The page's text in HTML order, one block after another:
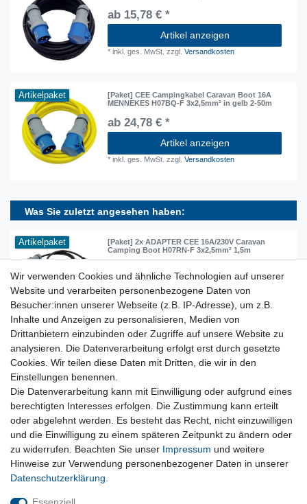
ab 15,78 € *
Artikel anzeigen
*inkl. ges. MwSt. zzgl.Versandkosten
Artikelpaket
[Paket] CEE Campingkabel Caravan Boot 16A
MENNEKES H07BQ-F 3x2,5mm² in gelb 2-50m
ab 24,78 € *
Artikel anzeigen
*inkl. ges. MwSt. zzgl.Versandkosten
Was Sie zuletzt angesehen haben:
Artikelpaket
[Paket] 2x ADAPTER CEE 16A/230V Caravan
Camping Boot H07RN-F 3x2,5mm² 1,5m
18,39 € *
In den Warenkorb
*inkl. ges. MwSt.zzgl. Versandkosten
Lieferzeit etwa 1 bis 3 Werktage
Kostenloser Versand ab 199 EURO Warenwert
30 Tage Rückgaberecht
sichere Bezahlverfahren
Wir verwenden Cookies und ähnliche Technologien auf unserer
Website und verarbeiten personenbezogene Daten von
Besucher:innen unserer Webseite (z.B. IP-Adresse), um z.B.
Inhalte und Anzeigen zu personalisieren, Medien von
Drittanbietern einzubinden oder Zugriffe auf unsere Website zu
analysieren. Die Datenverarbeitung erfolgt erst durch gesetzte
Cookies. Wir teilen diese Daten mit Dritten, die wir in den
Einstellungen benennen.
Die Datenverarbeitung kann mit Einwilligung oder aufgrund eines
berechtigten Interesses erfolgen. Die Zustimmung kann erteilt
oder abgelehnt werden. Es besteht das Recht, nicht einzuwilligen
und die Einwilligung zu einem späteren Zeitpunkt zu ändern oder
zu widerrufen. Beachten Sie unser Impressum und weitere
Hinweise zur Verwendung personenbezogener Daten in unserer
Daten­schutz­erklärung